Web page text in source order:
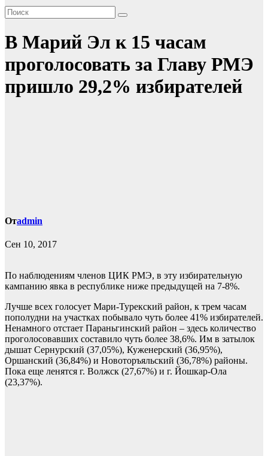
В Марий Эл к 15 часам
проголосовать за Главу РМЭ
пришло 29,2% избирателей
Отadmin
Сен 10, 2017
По наблюдениям членов ЦИК РМЭ, в эту избирательную
кампанию явка в республике ниже предыдущей на 7-8%.
Лучше всех голосует Мари-Турекский район, к трем часам
пополудни на участках побывало чуть более 41% избирателей.
Ненамного отстает Параньгинский район – здесь количество
проголосовавших составило чуть более 38,6%. Им в затылок
дышат Сернурский (37,05%), Куженерский (36,95%),
Оршанский (36,84%) и Новоторъяльский (36,78%) районы.
Пока еще ленятся г. Волжск (27,67%) и г. Йошкар-Ола
(23,37%).